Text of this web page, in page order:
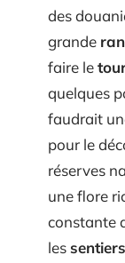
des
grande
faire le
quelques
faudrait
pour le
réserves
une flore
constante
lessentiers